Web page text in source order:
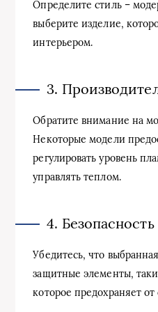
Определите стиль –
выберите изделие,
интерьером.
3.
Обратите внимание на
Некоторые модели
регулировать уровень
управлять теплом.
4. Безопасность
Убедитесь, что
защитные элементы,
которое предохраняет